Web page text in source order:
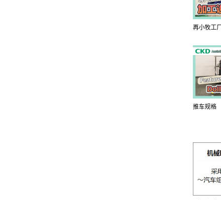
再小牧工
推车规格